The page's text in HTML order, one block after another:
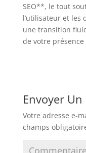
SEO**, le tout
l’utilisateur et les
une transition
de votre
Envoyer
Votre adresse e-
champs